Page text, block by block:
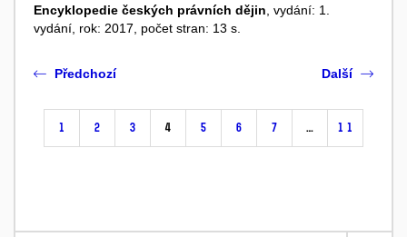
Encyklopedie českých právních dějin , vydání: 1.
vydání, rok: 2017, počet stran: 13 s.
Předchozí
1 2 3 4 5 6 7 … 11
Další